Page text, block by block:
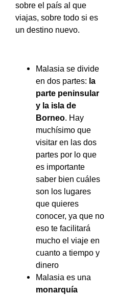
sobre el país al que
viajas, sobre todo si es
un destino nuevo.
Malasia se divide
en dos partes: la
parte peninsular
y la isla de
Borneo. Hay
muchísimo que
visitar en las dos
partes por lo que
es importante
saber bien cuáles
son los lugares
que quieres
conocer, ya que no
eso te facilitará
mucho el viaje en
cuanto a tiempo y
dinero
Malasia es una
monarquía